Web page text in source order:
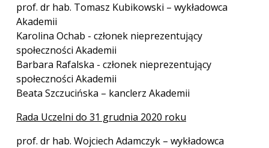
prof. dr hab. Tomasz Kubikowski – wykładowca
Akademii
Karolina Ochab - członek nieprezentujący
społeczności Akademii
Barbara Rafalska - członek nieprezentujący
społeczności Akademii
Beata Szczucińska – kanclerz Akademii
Rada Uczelni do 31 grudnia 2020 roku
prof. dr hab. Wojciech Adamczyk – wykładowca